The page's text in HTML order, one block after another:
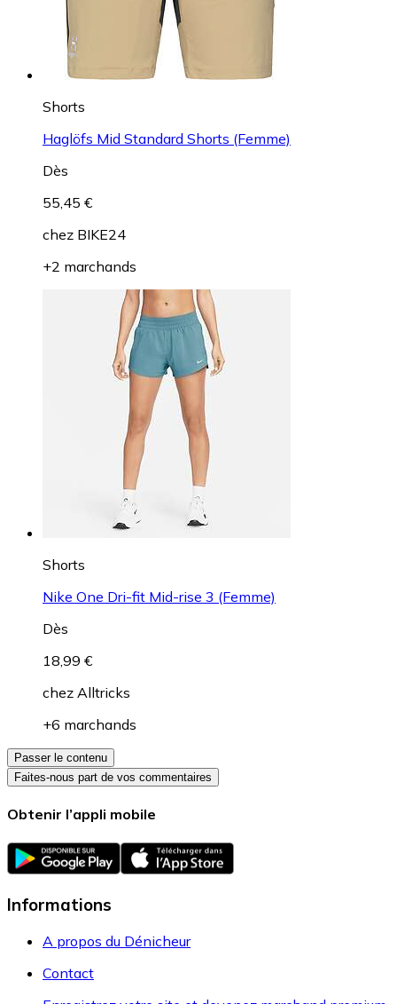
Shorts
Haglöfs Mid Standard Shorts (Femme)
Dès
55,45 €
chez BIKE24
+2 marchands
Shorts
Nike One Dri-fit Mid-rise 3 (Femme)
Dès
18,99 €
chez Alltricks
+6 marchands
Passer le contenu
Faites-nous part de vos commentaires
Obtenir l’appli mobile
Informations
A propos du Dénicheur
Contact